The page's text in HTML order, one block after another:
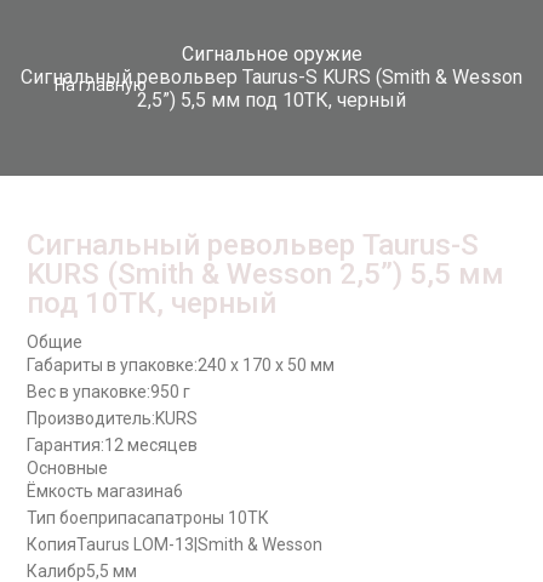
Сигнальное оружие
Сигнальный револьвер Taurus-S KURS (Smith & Wesson
2,5”) 5,5 мм под 10ТК, черный
На главную
Сигнальный револьвер Taurus-S
KURS (Smith & Wesson 2,5”) 5,5 мм
под 10ТК, черный
Общие
Габариты в упаковке:240 x 170 x 50 мм
Вес в упаковке:950 г
Производитель:KURS
Гарантия:12 месяцев
Основные
Ёмкость магазина6
Тип боеприпасапатроны 10ТК
КопияTaurus LOM-13|Smith & Wesson
Калибр5,5 мм